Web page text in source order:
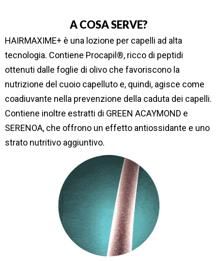
A COSA SERVE?
HAIRMAXIME+ è una lozione per capelli ad alta
tecnologia. Contiene Procapil®, ricco di peptidi
ottenuti dalle foglie di olivo che favoriscono la
nutrizione del cuoio capelluto e, quindi, agisce come
coadiuvante nella prevenzione della caduta dei capelli.
Contiene inoltre estratti di GREEN ACAYMOND e
SERENOA, che offrono un effetto antiossidante e uno
strato nutritivo aggiuntivo.